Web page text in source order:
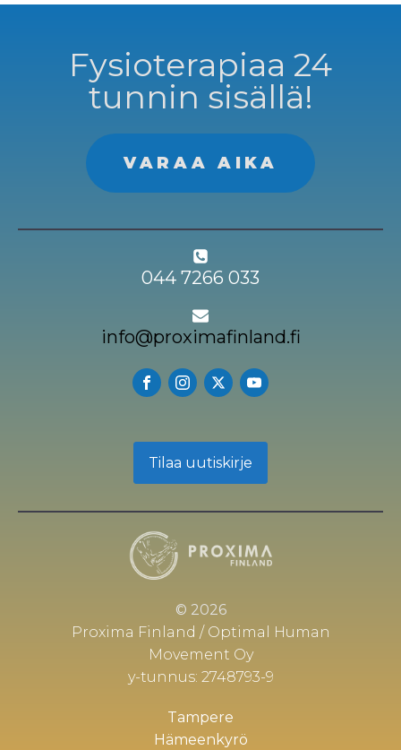
Fysioterapiaa 24
tunnin sisällä!
VARAA AIKA
044 7266 033
info@proximafinland.fi
Tilaa uutiskirje
© 2026
Proxima Finland / Optimal Human
Movement Oy
y-tunnus: 2748793-9
Tampere
Hämeenkyrö